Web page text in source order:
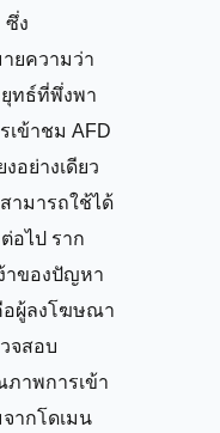
ซึ่ง
ยความว่า
ทธ์ที่พึ่งพา
เข้าชม AFD
งอย่างเดียว
ามารถใช้ได้
อไป ราก
าของปัญหา
ผู้ลงโฆษณา
จสอบ
าพการเข้า
ากโดเมน